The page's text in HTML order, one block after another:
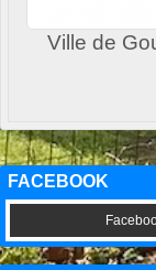
Ville de
FACEBOOK